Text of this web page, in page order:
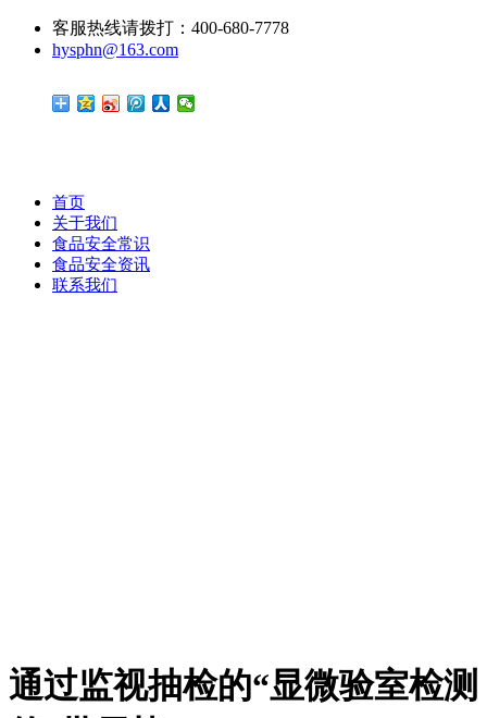
客服热线请拨打：400-680-7778
hysphn@163.com
首页
关于我们
食品安全常识
食品安全资讯
联系我们
通过监视抽检的“显微验室检测